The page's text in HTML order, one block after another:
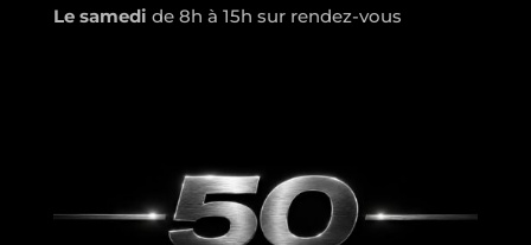
Le samedi de 8h à 15h sur rendez-vous